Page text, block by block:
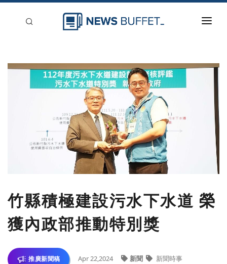
新聞稿分類
登入
竹縣積極建設污水下水道 榮
獲內政部推動特別獎
推廣新聞稿 Apr 22,2024 新聞 新聞時事